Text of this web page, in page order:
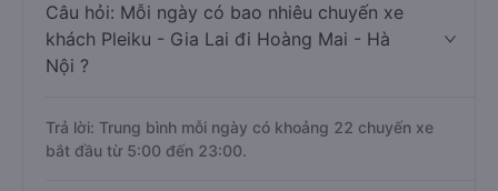
Câu hỏi: Mỗi ngày có bao nhiêu chuyến xe
khách Pleiku - Gia Lai đi Hoàng Mai - Hà
Nội ?
Trả lời: Trung bình mỗi ngày có khoảng 22 chuyến xe
bắt đầu từ 5:00 đến 23:00.